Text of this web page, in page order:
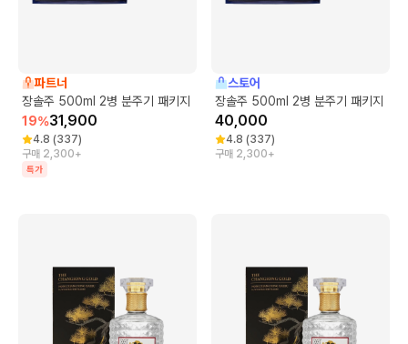
파트너
장솔주 500ml 2병 분주기 패키지
19%31,900
4.8 (337)
구매 2,300+
특가
스토어
장솔주 500ml 2병 분주기 패키지
40,000
4.8 (337)
구매 2,300+